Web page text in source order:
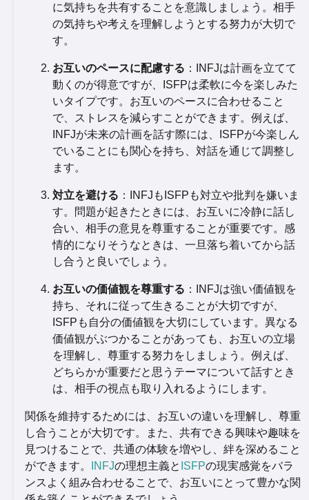
に気持ちを共有することを意識しましょう。相手
の気持ちや考えを理解しようとする努力が大切で
す。
お互いのペースに配慮する ：INFJは計画を立てて
動くのが得意ですが、ISFPは柔軟に今を楽しみた
いタイプです。お互いのペースに合わせること
で、ストレスを減らすことができます。例えば、
INFJが未来の計画を話す際には、ISFPが今楽しん
でいることにも関心を持ち、対話を通じて調整し
ます。
対立を避ける ：INFJもISFPも対立や批判を嫌いま
す。問題が起きたときには、お互いに冷静に話し
合い、相手の意見を尊重することが重要です。感
情的になりそうなときは、一旦落ち着いてから話
し合うと良いでしょう。
お互いの価値観を尊重する ：INFJは強い価値観を
持ち、それに従って生きることが大切ですが、
ISFPも自分の価値観を大切にしています。異なる
価値観がぶつかることがあっても、お互いの立場
を理解し、尊重する努力をしましょう。例えば、
どちらかが重要だと思うテーマについて話すとき
は、相手の視点も取り入れるようにします。
関係を維持するためには、お互いの違いを理解し、尊重
し合うことが大切です。また、共有できる興味や趣味を
見つけることで、共通の体験を増やし、絆を深めること
ができます。
INFJの理想主義と ISFPの現実感覚をバラ
ンスよく組み合わせることで、お互いにとって豊かな関